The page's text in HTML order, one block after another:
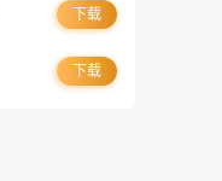
下载
下载